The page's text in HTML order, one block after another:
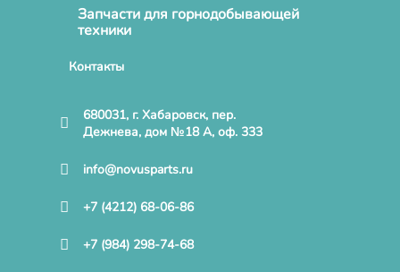
Запчасти для горнодобывающей
техники
Контакты
680031, г. Хабаровск, пер.
Дежнева, дом №18 А, оф. 333
info@novusparts.ru
+7 (4212) 68-06-86
+7 (984) 298-74-68